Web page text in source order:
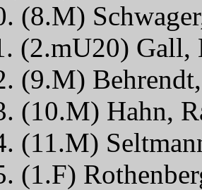
(8.M)
(2.mU20)
(9.M)
(10.M) Hahn,
(11.M)
(1.F)